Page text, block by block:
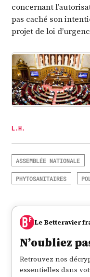
concernant
pas caché son
projet de loi
L.H.
ASSEMBLÉE NATIONALE
PHYTOSANITAIRES
Le Betteravier
N’oubliez
Retrouvez nos
essentielles dans